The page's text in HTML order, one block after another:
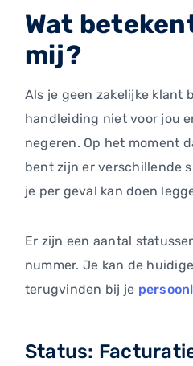
Wat
mij?
Als je geen zakelijke klant
handleiding niet voor jou
negeren. Op het moment
bent zijn er verschillende
je per geval kan doen
Er zijn een aantal
nummer. Je kan de
terugvinden bij je
Status: